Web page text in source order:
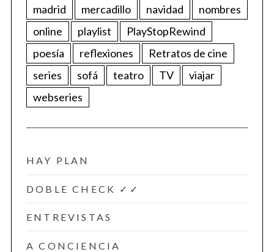
madrid
mercadillo navidad
nombres
online
playlist
PlayStopRewind
poesía
reflexiones
Retratos de cine
series
sofá teatro TV
viajar
webseries
HAY PLAN
DOBLE CHECK ✓✓
ENTREVISTAS
A CONCIENCIA